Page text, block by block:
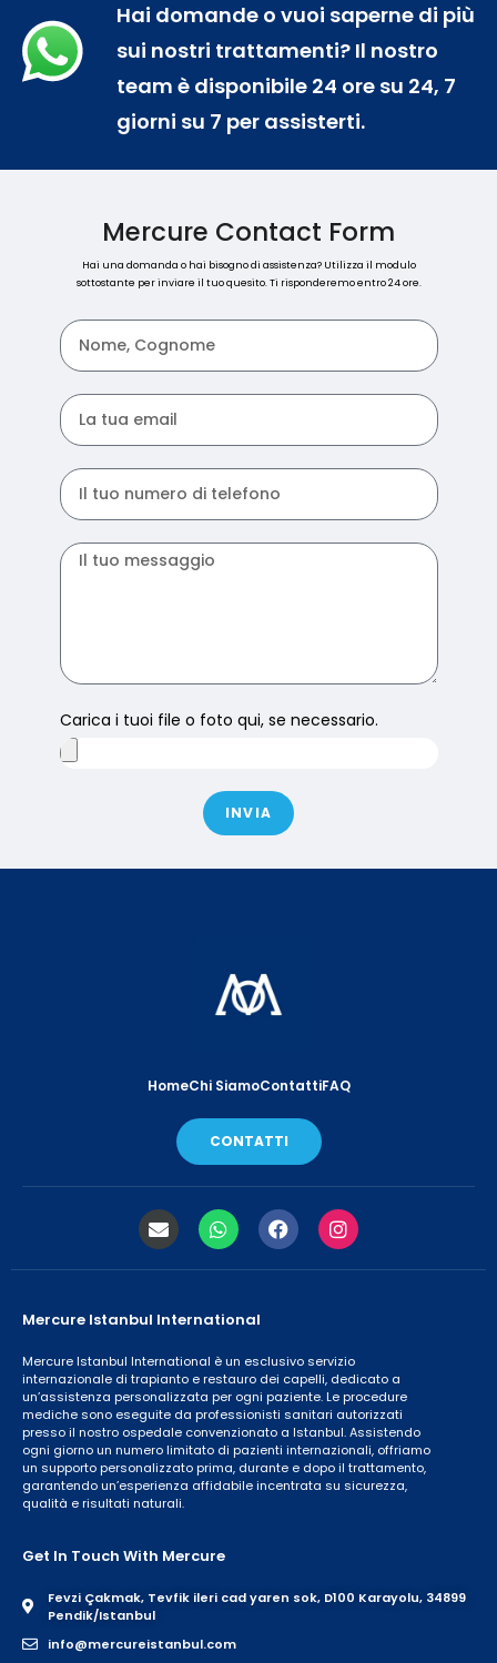
Hai domande o vuoi saperne di più
sui nostri trattamenti? Il nostro
team è disponibile 24 ore su 24, 7
giorni su 7 per assisterti.
Mercure Contact Form
Hai una domanda o hai bisogno di assistenza? Utilizza il modulo
sottostante per inviare il tuo quesito. Ti risponderemo entro 24 ore.
Carica i tuoi file o foto qui, se necessario.
INVIA
HomeChi SiamoContattiFAQ
CONTATTI
Mercure Istanbul International
Mercure Istanbul International è un esclusivo servizio
internazionale di trapianto e restauro dei capelli, dedicato a
un’assistenza personalizzata per ogni paziente. Le procedure
mediche sono eseguite da professionisti sanitari autorizzati
presso il nostro ospedale convenzionato a Istanbul. Assistendo
ogni giorno un numero limitato di pazienti internazionali, offriamo
un supporto personalizzato prima, durante e dopo il trattamento,
garantendo un’esperienza affidabile incentrata su sicurezza,
qualità e risultati naturali.
Get In Touch With Mercure
Fevzi Çakmak, Tevfik ileri cad yaren sok, D100 Karayolu, 34899
Pendik/Istanbul
info@mercureistanbul.com